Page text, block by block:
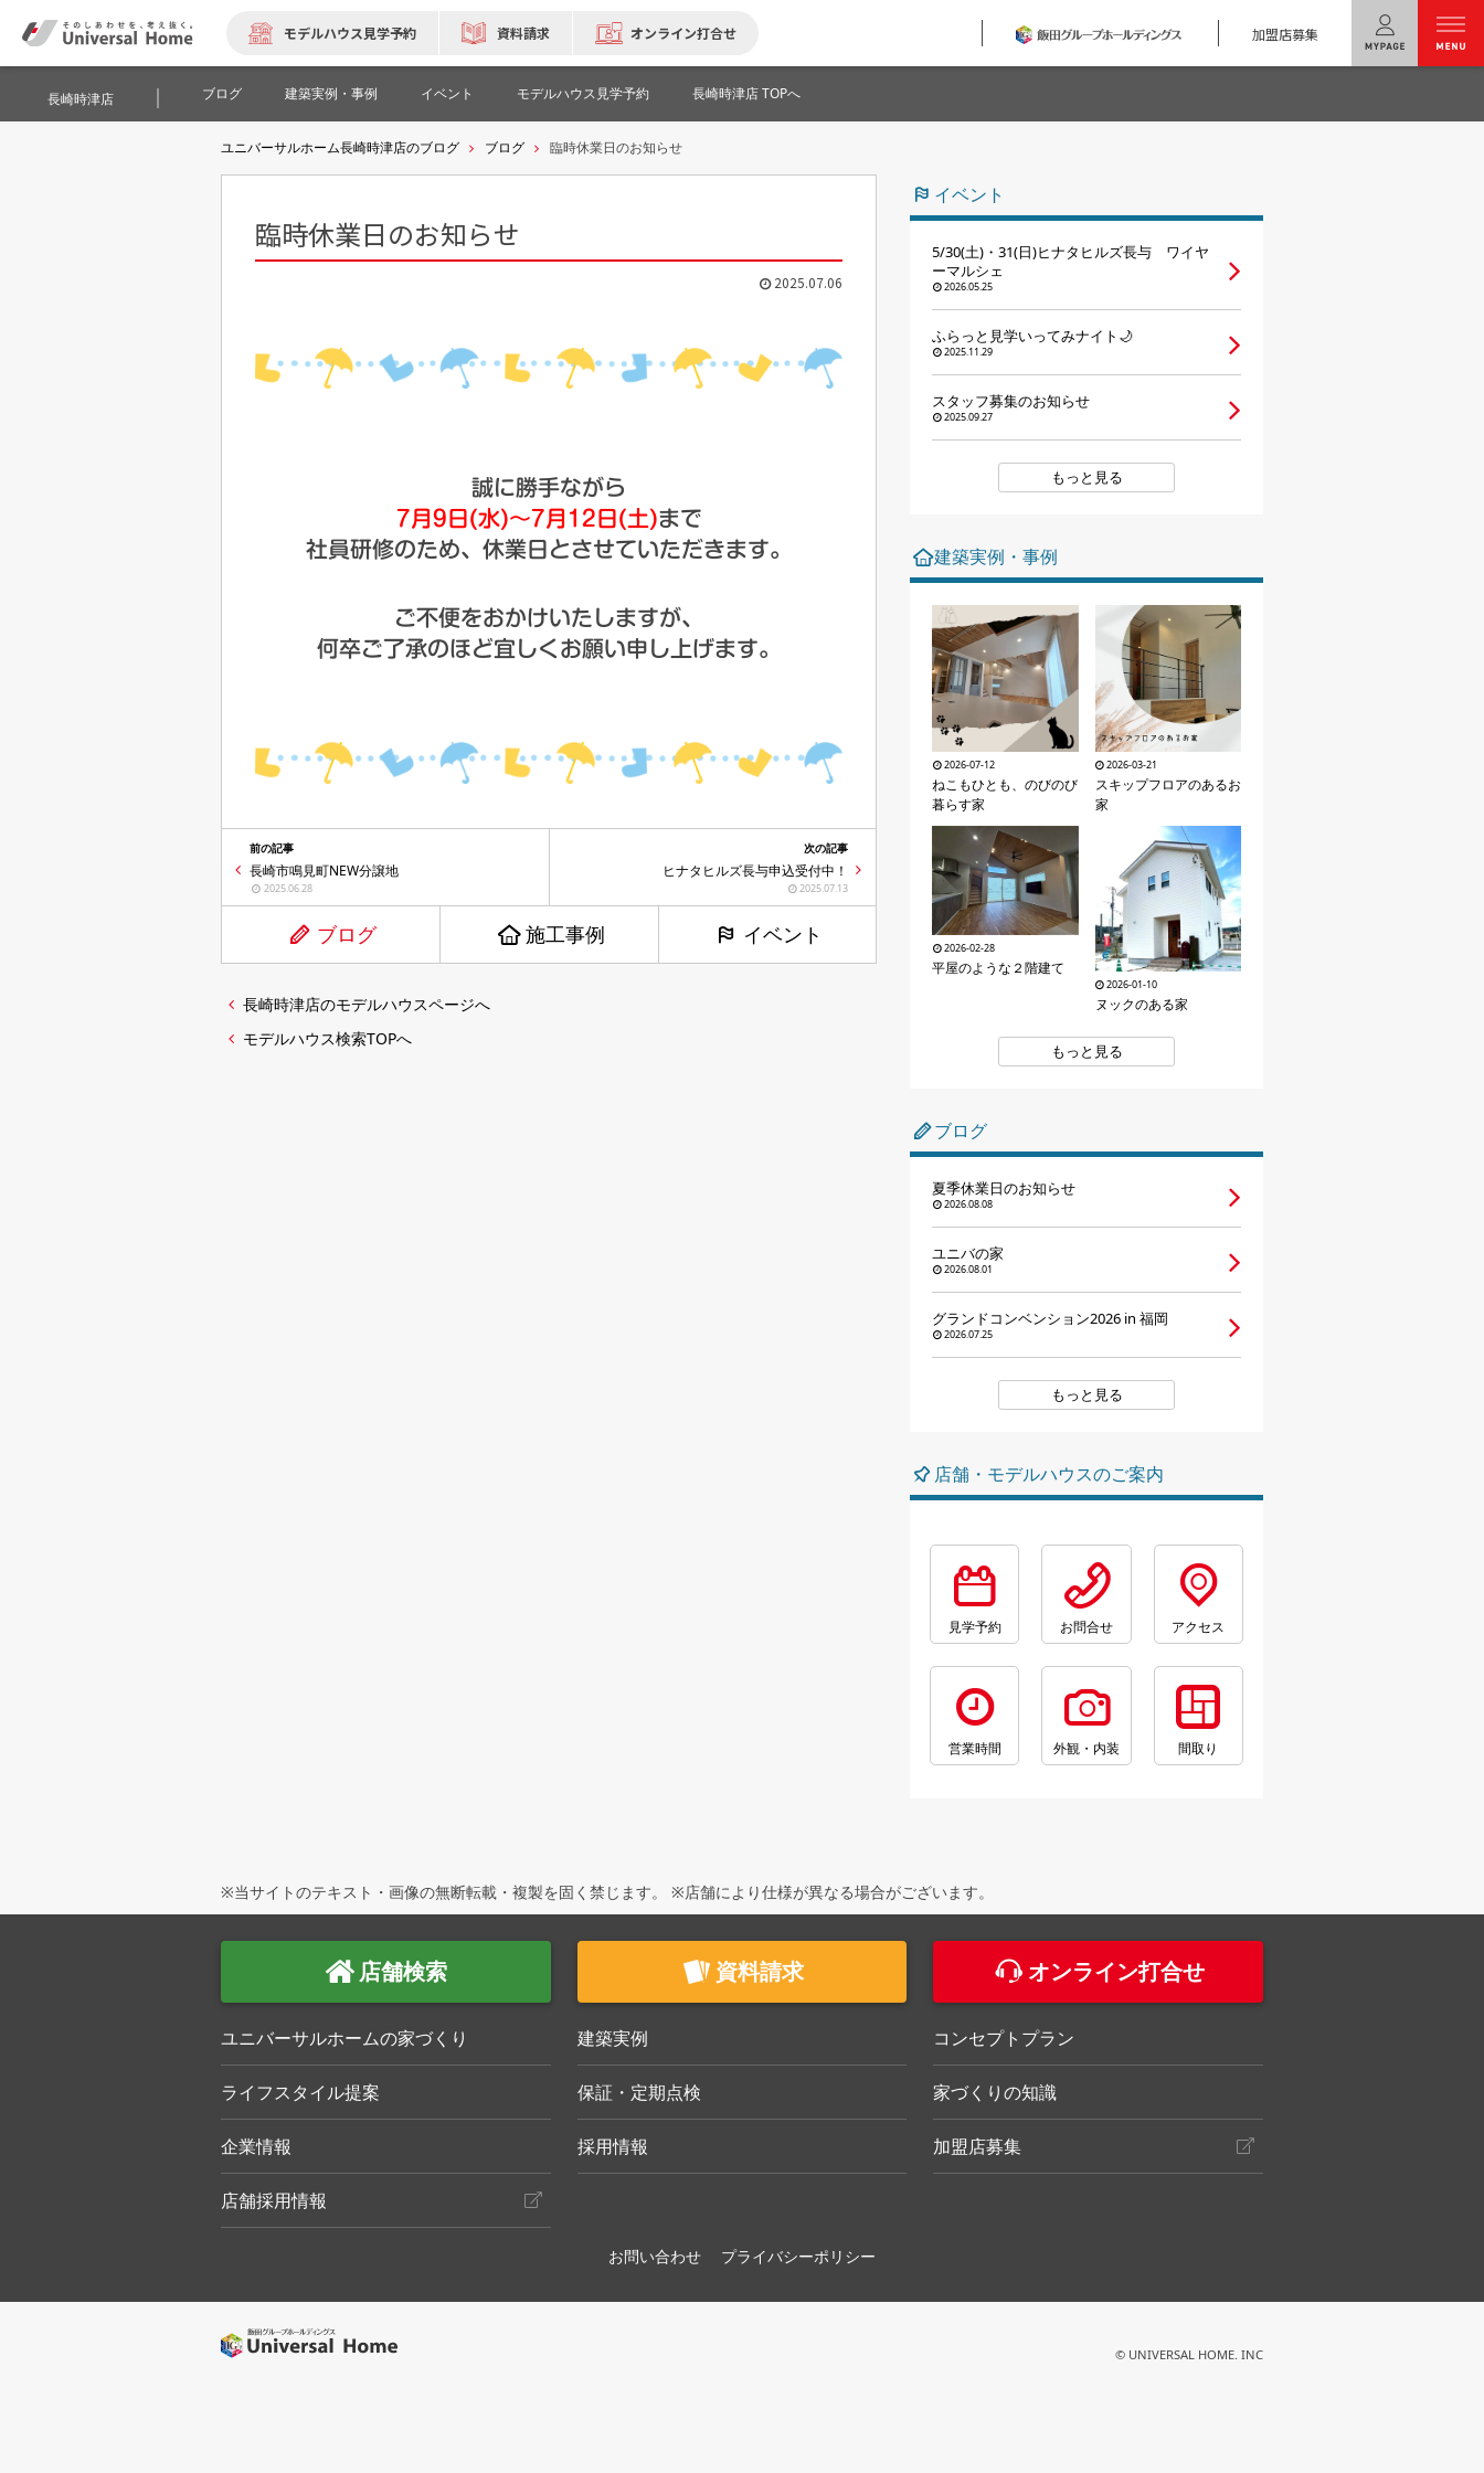
モデルハウス見学予約 資料請求 オンライン打合せ 加盟店募集
テクノロジー
建築実例
キャンペーン・コラボ情報
企業情報
お問い合わせ
長崎時津店 ブログ 建築実例・事例 イベント モデルハウス見学予約 長崎時津店 TOPへ
ユニバーサルホーム長崎時津店のブログ ブログ 臨時休業日のお知らせ
臨時休業日のお知らせ
2025.07.06
誠に勝手ながら
7月9日(水)～7月12日(土)まで
社員研修のため、休業日とさせていただきます。
ご不便をおかけいたしますが、
何卒ご了承のほど宜しくお願い申し上げます。
前の記事
長崎市鳴見町NEW分譲地
2025.06.28
次の記事
ヒナタヒルズ長与申込受付中！
2025.07.13
ブログ 施工事例 イベント
長崎時津店のモデルハウスページへ
モデルハウス検索TOPへ
イベント
5/30(土)・31(日)ヒナタヒルズ長与 ワイヤ
ーマルシェ
2026.05.25
ふらっと見学いってみナイト🌙
2025.11.29
スタッフ募集のお知らせ
2025.09.27
もっと見る
建築実例・事例
2026-07-12
ねこもひとも、のびのび
暮らす家
2026-03-21
スキップフロアのあるお
家
2026-02-28
平屋のような２階建て
2026-01-10
ヌックのある家
もっと見る
ブログ
夏季休業日のお知らせ
2026.08.08
ユニバの家
2026.08.01
グランドコンベンション2026 in 福岡
2026.07.25
もっと見る
店舗・モデルハウスのご案内
見学予約 お問合せ アクセス
営業時間 外観・内装 間取り
※当サイトのテキスト・画像の無断転載・複製を固く禁じます。 ※店舗により仕様が異なる場合がございます。
店舗検索 資料請求 オンライン打合せ
ユニバーサルホームの家づくり 建築実例 コンセプトプラン
ライフスタイル提案 保証・定期点検 家づくりの知識
企業情報 採用情報 加盟店募集
店舗採用情報
お問い合わせ プライバシーポリシー
© UNIVERSAL HOME. INC